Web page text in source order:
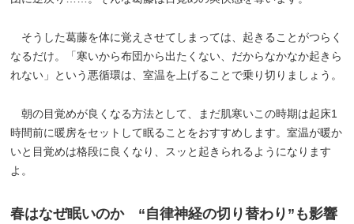
そうした葛藤を体に覚えさせてしまっては、起きることがつらく
なるだけ。「寒いから布団から出たくない、だからなかなか起きら
れない」という悪循環は、室温を上げることで乗り切りましょう。
朝の目覚めが良くなる方法として、まだ肌寒いこの時期は起床1
時間前に暖房をセットして眠ることをおすすめします。室温が暖か
いと目覚めは格段に良くなり、スッと起きられるようになります
よ。
春はなぜ眠いのか “自律神経の切り替わり”も影響